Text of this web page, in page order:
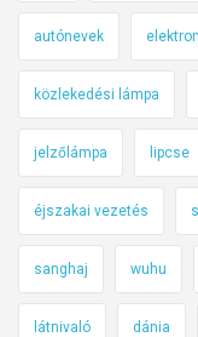
autónevek
közlekedési lámpa
jelzőlámpa lipcse
éjszakai vezetés
sanghaj wuhu
látnivaló dánia